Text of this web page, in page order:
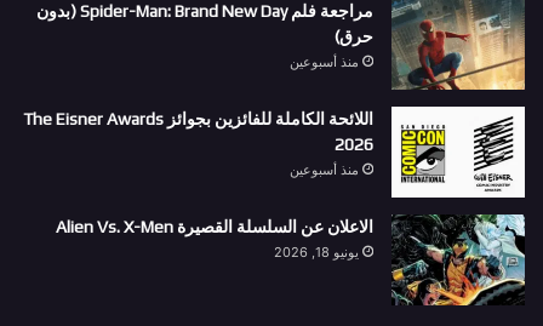
مراجعة فلم Spider-Man: Brand New Day (بدون
حرق)
منذ أسبوعين
اللائحة الكاملة للفائزين بجوائز The Eisner Awards
2026
منذ أسبوعين
الاعلان عن السلسلة القصيرة Alien Vs. X-Men
يونيو 18, 2026